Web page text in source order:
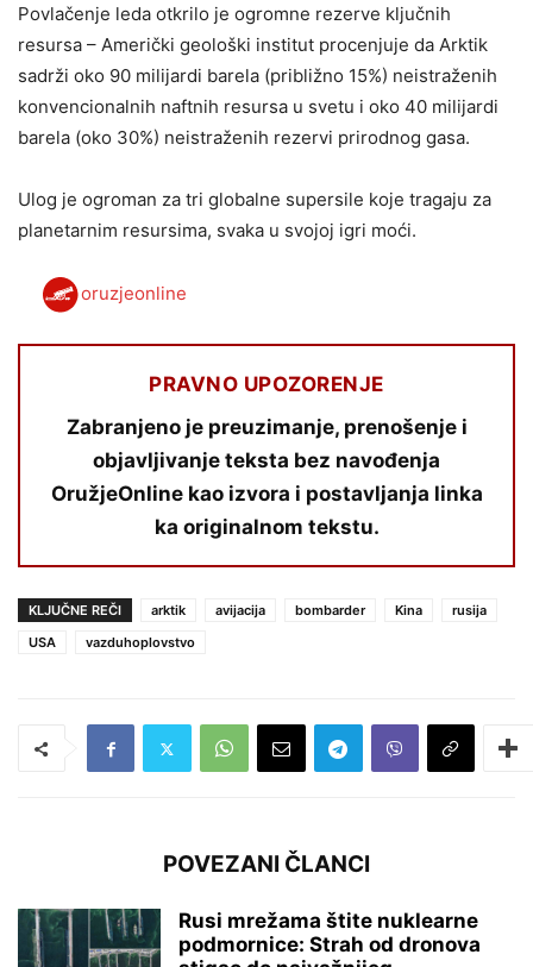
Povlačenje leda otkrilo je ogromne rezerve ključnih
resursa – Američki geološki institut procenjuje da Arktik
sadrži oko 90 milijardi barela (približno 15%) neistraženih
konvencionalnih naftnih resursa u svetu i oko 40 milijardi
barela (oko 30%) neistraženih rezervi prirodnog gasa.
Ulog je ogroman za tri globalne supersile koje tragaju za
planetarnim resursima, svaka u svojoj igri moći.
oruzjeonline
PRAVNO UPOZORENJE
Zabranjeno je preuzimanje, prenošenje i
objavljivanje teksta bez navođenja
OružjeOnline kao izvora i postavljanja linka
ka originalnom tekstu.
KLJUČNE REČI arktik avijacija bombarder Kina
rusija
USA
vazduhoplovstvo
POVEZANI ČLANCI
Rusi mrežama štite nuklearne
podmornice: Strah od dronova